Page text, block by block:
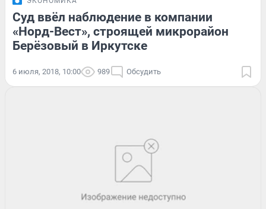
Суд ввёл наблюдение в компании
«Норд-Вест», строящей микрорайон
Берёзовый в Иркутске
6 июля, 2018, 10:00 989 Обсудить